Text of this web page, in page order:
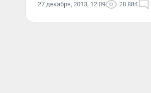
27 декабря, 2013, 12:09 28 884